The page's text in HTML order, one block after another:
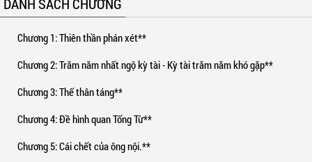
Chương 1: Thiên thần phán xét**
Chương 2: Trăm năm nhất ngộ kỳ tài - Kỳ tài trăm năm khó gặp**
Chương 3: Thế thân táng**
Chương 4: Đề hình quan Tống Từ**
Chương 5: Cái chết của ông nội.**